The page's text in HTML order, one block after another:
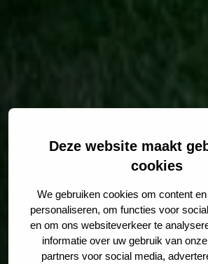
Deze website maakt
cookies
We gebruiken cookies om content
personaliseren, om functies voor
en om ons websiteverkeer te
informatie over uw gebruik van
partners voor social media,